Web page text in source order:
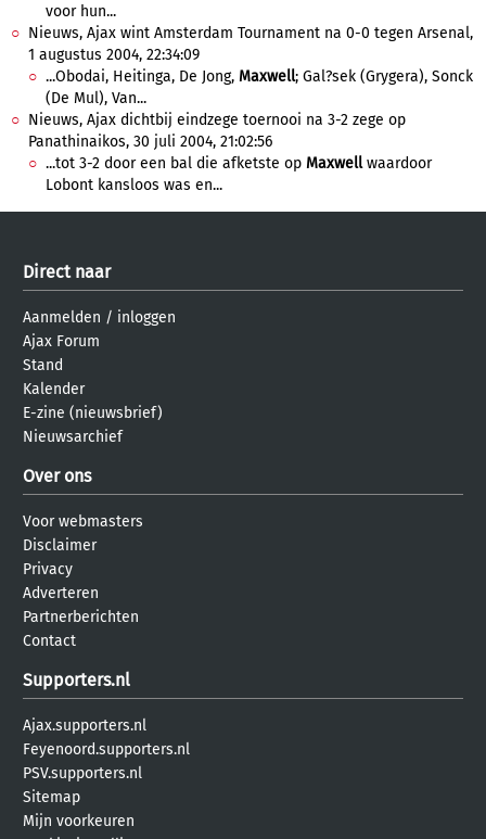
voor hun...
Nieuws, Ajax wint Amsterdam Tournament na 0-0 tegen Arsenal,
1 augustus 2004, 22:34:09
...Obodai, Heitinga, De Jong, Maxwell; Gal?sek (Grygera), Sonck
(De Mul), Van...
Nieuws, Ajax dichtbij eindzege toernooi na 3-2 zege op
Panathinaikos, 30 juli 2004, 21:02:56
...tot 3-2 door een bal die afketste op Maxwellwaardoor
Lobont kansloos was en...
Direct naar
Aanmelden / inloggen
Ajax Forum
Stand
Kalender
E-zine (nieuwsbrief)
Nieuwsarchief
Over ons
Voor webmasters
Disclaimer
Privacy
Adverteren
Partnerberichten
Contact
Supporters.nl
Ajax.supporters.nl
Feyenoord.supporters.nl
PSV.supporters.nl
Sitemap
Mijn voorkeuren